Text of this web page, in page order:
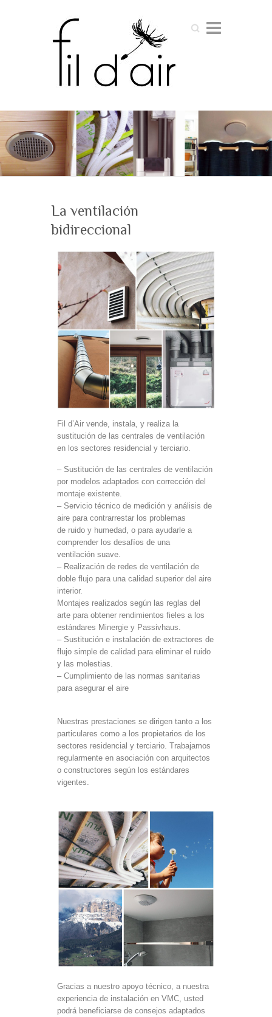
Buscar
La ventilación
bidireccional
Fil d’Air vende, instala, y realiza la
sustitución de las centrales de ventilación
en los sectores residencial y terciario.
– Sustitución de las centrales de ventilación
por modelos adaptados con corrección del
montaje existente.
– Servicio técnico de medición y análisis de
aire para contrarrestar los problemas
de ruido y humedad, o para ayudarle a
comprender los desafíos de una
ventilación suave.
– Realización de redes de ventilación de
doble flujo para una calidad superior del aire
interior.
Montajes realizados según las reglas del
arte para obtener rendimientos fieles a los
estándares Minergie y Passivhaus.
– Sustitución e instalación de extractores de
flujo simple de calidad para eliminar el ruido
y las molestias.
– Cumplimiento de las normas sanitarias
para asegurar el aire
Nuestras prestaciones se dirigen tanto a los
particulares como a los propietarios de los
sectores residencial y terciario. Trabajamos
regularmente en asociación con arquitectos
o constructores según los estándares
vigentes.
Gracias a nuestro apoyo técnico, a nuestra
experiencia de instalación en VMC, usted
podrá beneficiarse de consejos adaptados